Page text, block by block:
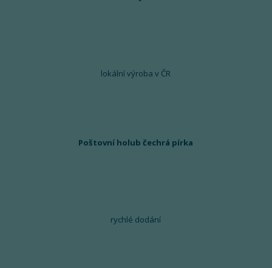
lokální výroba v ČR
Poštovní holub čechrá pírka
rychlé dodání